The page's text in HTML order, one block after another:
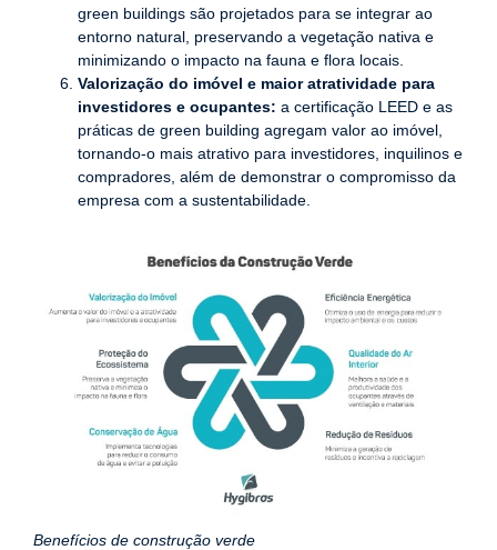
green buildings são projetados para se integrar ao
entorno natural, preservando a vegetação nativa e
minimizando o impacto na fauna e flora locais.
Valorização do imóvel e maior atratividade para
investidores e ocupantes: a certificação LEED e as
práticas de green building agregam valor ao imóvel,
tornando-o mais atrativo para investidores, inquilinos e
compradores, além de demonstrar o compromisso da
empresa com a sustentabilidade.
Benefícios de construção verde